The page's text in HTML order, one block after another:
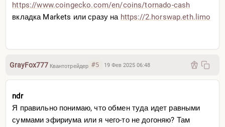
https://www.coingecko.com/en/coins/tornado-cash
вкладка Markets или сразу на https://2.horswap.eth.limo
GrayFox777 Квантотрейдер #5 19 Фев 2025 06:48
ndr
Я правильно понимаю, что обмен туда идет равными
суммами эфириума или я чего-то не догоняю? Там